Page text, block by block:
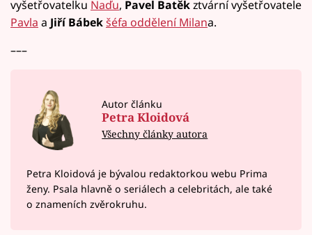
vyšetřovatelku Naďu, Pavel Batěkztvární vyšetřovatele
Pavla a Jiří Bábekšéfa oddělení Milana.
–––
Autor článku
Petra Kloidová
Všechny články autora
Petra Kloidová je bývalou redaktorkou webu Prima
ženy. Psala hlavně o seriálech a celebritách, ale také
o znameních zvěrokruhu.